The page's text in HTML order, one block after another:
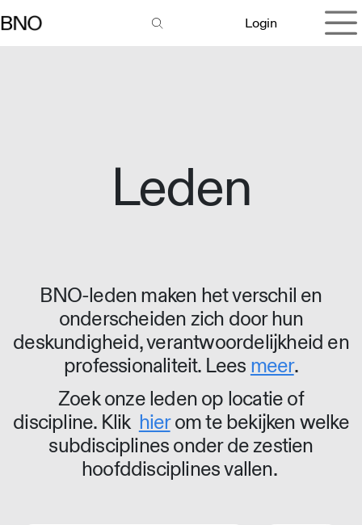
Login
Leden
BNO-leden maken het verschil en
onderscheiden zich door hun
deskundigheid, verantwoordelijkheid en
professionaliteit. Lees meer.
Zoek onze leden op locatie of
discipline. Klik hierom te bekijken welke
subdisciplines onder de zestien
hoofddisciplines vallen.